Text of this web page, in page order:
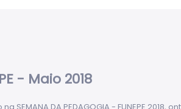
- Maio 2018